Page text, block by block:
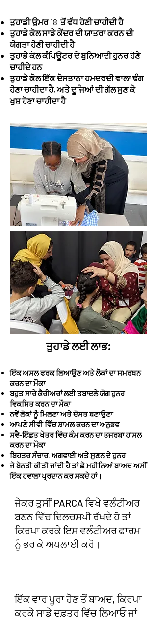
ਤੁਹਾਡੀ ਉਮਰ 18 ਤੋਂ ਵੱਧ ਹੋਣੀ ਚਾਹੀਦੀ ਹੈ
ਤੁਹਾਡੇ ਕੋਲ ਸਾਡੇ ਕੇਂਦਰ ਦੀ ਯਾਤਰਾ ਕਰਨ ਦੀ
ਯੋਗਤਾ ਹੋਣੀ ਚਾਹੀਦੀ ਹੈ
ਤੁਹਾਡੇ ਕੋਲ ਕੰਪਿਊਟਰ ਦੇ ਬੁਨਿਆਦੀ ਹੁਨਰ ਹੋਣੇ
ਚਾਹੀਦੇ ਹਨ
ਤੁਹਾਡੇ ਕੋਲ ਇੱਕ ਦੋਸਤਾਨਾ ਹਮਦਰਦੀ ਵਾਲਾ ਢੰਗ
ਹੋਣਾ ਚਾਹੀਦਾ ਹੈ, ਅਤੇ ਦੂਜਿਆਂ ਦੀ ਗੱਲ ਸੁਣ ਕੇ
ਖੁਸ਼ ਹੋਣਾ ਚਾਹੀਦਾ ਹੈ
ਤੁਹਾਡੇ ਲਈ ਲਾਭ:
ਇੱਕ ਅਸਲ ਫਰਕ ਲਿਆਉਣ ਅਤੇ ਲੋਕਾਂ ਦਾ ਸਮਰਥਨ
ਕਰਨ ਦਾ ਮੌਕਾ
ਬਹੁਤ ਸਾਰੇ ਕੈਰੀਅਰਾਂ ਲਈ ਤਬਾਦਲੇ ਯੋਗ ਹੁਨਰ
ਵਿਕਸਿਤ ਕਰਨ ਦਾ ਮੌਕਾ
ਨਵੇਂ ਲੋਕਾਂ ਨੂੰ ਮਿਲਣਾ ਅਤੇ ਦੋਸਤ ਬਣਾਉਣਾ
ਆਪਣੇ ਸੀਵੀ ਵਿੱਚ ਸ਼ਾਮਲ ਕਰਨ ਦਾ ਅਨੁਭਵ
ਸਵੈ-ਇੱਛਤ ਖੇਤਰ ਵਿੱਚ ਕੰਮ ਕਰਨ ਦਾ ਤਜਰਬਾ ਹਾਸਲ
ਕਰਨ ਦਾ ਮੌਕਾ
ਬਿਹਤਰ ਸੰਚਾਰ, ਅਗਵਾਈ ਅਤੇ ਸੁਣਨ ਦੇ ਹੁਨਰ
ਜੇ ਬੇਨਤੀ ਕੀਤੀ ਜਾਂਦੀ ਹੈ ਤਾਂ ਛੇ ਮਹੀਨਿਆਂ ਬਾਅਦ ਅਸੀਂ
ਇੱਕ ਹਵਾਲਾ ਪ੍ਰਦਾਨ ਕਰ ਸਕਦੇ ਹਾਂ।
ਜੇਕਰ ਤੁਸੀਂ PARCA ਵਿਖੇ ਵਲੰਟੀਅਰ
ਬਣਨ ਵਿੱਚ ਦਿਲਚਸਪੀ ਰੱਖਦੇ ਹੋ ਤਾਂ
ਕਿਰਪਾ ਕਰਕੇ ਇਸ ਵਲੰਟੀਅਰ ਫਾਰਮ
ਨੂੰ ਭਰ ਕੇ ਅਪਲਾਈ ਕਰੋ।
ਇੱਕ ਵਾਰ ਪੂਰਾ ਹੋਣ ਤੋਂ ਬਾਅਦ, ਕਿਰਪਾ
ਕਰਕੇ ਸਾਡੇ ਦਫ਼ਤਰ ਵਿੱਚ ਲਿਆਓ ਜਾਂ